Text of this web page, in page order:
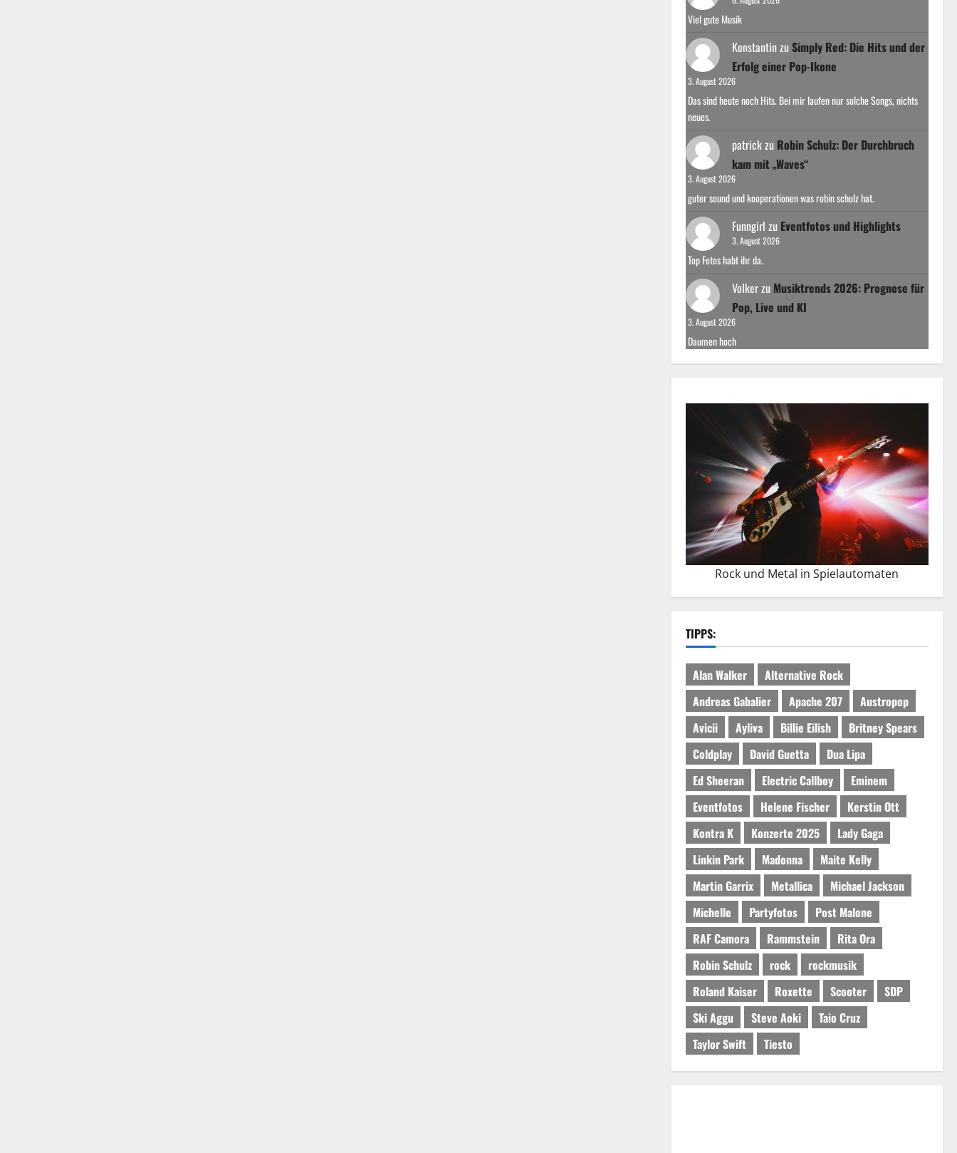
Viel gute Musik
Konstantinzu Simply Red: Die Hits und der
Erfolg einer Pop-Ikone
3. August 2026
Das sind heute noch Hits. Bei mir laufen nur solche Songs, nichts
neues.
patrickzu Robin Schulz: Der Durchbruch
kam mit „Waves“
3. August 2026
guter sound und kooperationen was robin schulz hat.
Funngirl zu Eventfotos und Highlights
3. August 2026
Top Fotos habt ihr da.
Volkerzu Musiktrends 2026: Prognose für
Pop, Live und KI
3. August 2026
Daumen hoch
Rock und Metal in Spielautomaten
TIPPS:
Alan Walker
Alternative Rock
Andreas Gabalier
Apache 207
Austropop
Avicii
Ayliva Billie Eilish
Britney Spears
Coldplay
David Guetta
Dua Lipa
Ed Sheeran
Electric Callboy
Eminem
Eventfotos
Helene Fischer
Kerstin Ott
Kontra K
Konzerte 2025
Lady Gaga
Linkin Park
Madonna
Maite Kelly
Martin Garrix
Metallica
Michael Jackson
Michelle
Partyfotos
Post Malone
RAF Camora
Rammstein
Rita Ora
Robin Schulz
rock
rockmusik
Roland Kaiser
Roxette Scooter
SDP
Ski Aggu
Steve Aoki
Taio Cruz
Taylor Swift
Tiesto